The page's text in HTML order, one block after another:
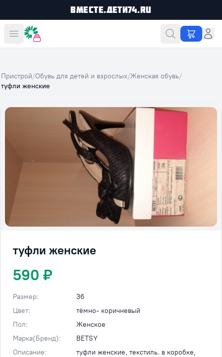
Вместе.Дети74.ru
Вместе дешевле
Пристрой/Обувь для детей и взрослых/Женская обувь/
туфли женские
туфли женские
590 ₽
Размер:
36
Цвет:
тёмно- коричневый
Пол:
Женское
Марка(Бренд):
BETSY
Описание:
туфли женские, текстиль. в коробке,